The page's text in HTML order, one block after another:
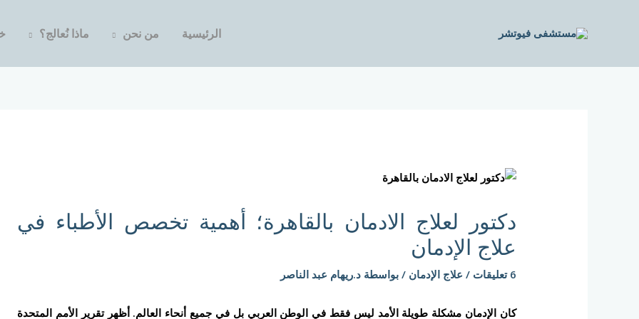
الرئيسية من نحن ماذا نُعالج؟
دكتور لعلاج الادمان بالقاهرة؛ أهمية تخصص الأطباء في
علاج الإدمان
6 تعليقات / علاج الإدمان / بواسطة د.ريهام عبد الناصر
كان الإدمان مشكلة طويلة الأمد ليس فقط في الوطن العربي بل في جميع أنحاء العالم. أظهر تقرير الأمم المتحدة